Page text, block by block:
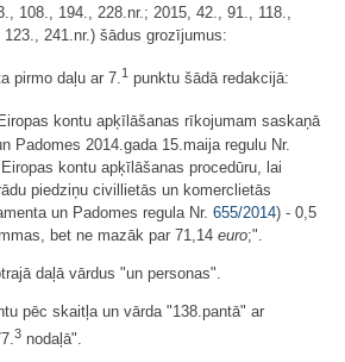
108., 194., 228.nr.; 2015, 42., 91., 118.,
241.nr.) šādus grozījumus:
pirmo daļu ar 7.1 punktu šādā redakcijā:
kontu apķīlāšanas rīkojumam saskaņā
Padomes 2014.gada 15.maija regulu Nr.
Eiropas kontu apķīlāšanas procedūru, lai
piedziņu civillietās un komerclietās
un Padomes regula Nr. 655/2014) - 0,5
bet ne mazāk par 71,14 euro;".
daļā vārdus "un personas".
pēc skaitļa un vārda "138.pantā" ar
3 nodaļā".